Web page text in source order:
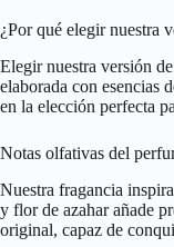
¿Por qué elegir nuestra
Elegir nuestra versión
elaborada con esencias
en la elección perfecta
Notas olfativas del
Nuestra fragancia
y flor de azahar añade
original, capaz de